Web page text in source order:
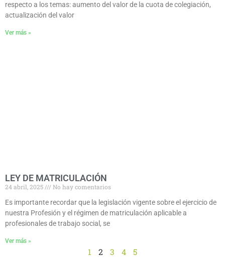
respecto a los temas: aumento del valor de la cuota de colegiación,
actualización del valor
Ver más »
LEY DE MATRICULACIÓN
24 abril, 2025
No hay comentarios
Es importante recordar que la legislación vigente sobre el ejercicio de
nuestra Profesión y el régimen de matriculación aplicable a
profesionales de trabajo social, se
Ver más »
1 2 3 4 5